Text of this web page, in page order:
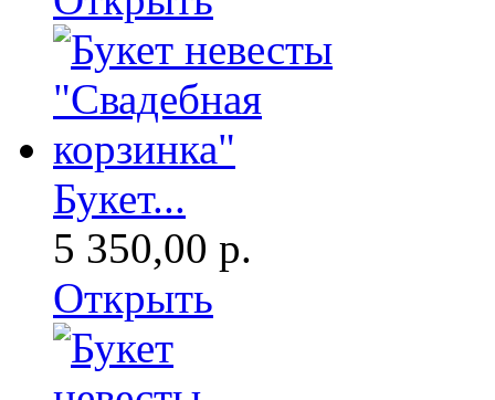
Букет...
5 350,00 р.
Открыть